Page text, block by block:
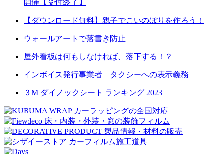
開催【受付終了】
【ダウンロード無料】親子でこいのぼりを作ろう！
ウォールアートで落書き防止
屋外看板は何もしなければ、落下する！？
インボイス発行事業者 タクシーへの表示義務
３M ダイノックシート ランキング 2023